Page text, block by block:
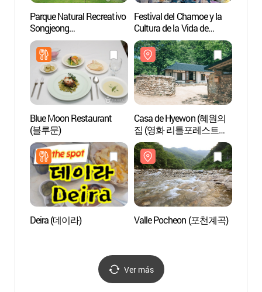
Parque Natural Recreativo
Songjeong
(송정자연휴양림)
Festival del Chamoe y la
Cultura de la Vida de
Seongju (성주참외&
생명문화축제)
Blue Moon Restaurant
(블루문)
Casa de Hyewon (혜원의
집 (영화 리틀포레스트
촬영지))
Deira (데이라) Valle Pocheon (포천계곡)
Ver más